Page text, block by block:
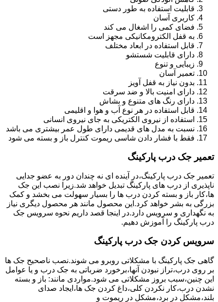
قابلیت استفاده به طور دستی
کاربری آسان
فضای کمی را اشغال می کند
به قفل الکترومکانیکی مجهز است
قابل استفاده در ابعاد مختلف
دارای قابلیت شستشو
زیبایی و تنوع
تعمیر آسان
بدون نیاز به قفل آویز
دارای امنیت بالا و ضد سرقت
دارای رنگ های متنوع و بشاش
قابل استفاده در هر نوع آب و هوا و اقلیمی
استفاده از نیروی الکتریکی به جای نیروی انسانی
نسبت به مدل های قدیمی دارای طول عمر بیشتری می باشد
فقط با فشار دادن شاسی ریموت کنترل باز و بسته می شود
تعمیر جک درب پارکینگ
تعمیر جک درب پارکینگ،در آینده ای نه چندان دور به عضو جدایی
ناپذیری از درب های پارکینگ تبدیل خواهد شد.زیرا نصب این جک
ها،کار باز و بسته کردن درب ها را بسیار سهولت می بخشد و کمک
بزرگی به بشر خواهد کرد.این محصول مانند هر محصول دیگری نیاز
به نگهداری و سرویس دارد.در اینجا قصد داریم نحوه سرویس جک
درب پارکینگ را آموزش دهیم.
سرویس کردن جک درب پارکینگ
گاهی جک پارکینگ با مشکلاتی روبرو می شوند.نصب ناصحیح جک ها
بر روی درب،تراز نبودن آنها،برخورد ضرباتی به جک درب و یا عوامل
این چنین،سبب بروز مشکلاتی می شود.مواردی مانند: باز و بسته
نشدن درب،کار نکردن کلی،داغ کردن جک ها،ایجاد صدای
بلند،مشکل در برد،مشکل در ریموت و